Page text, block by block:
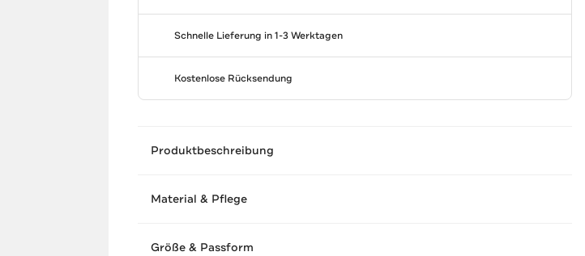
Schnelle Lieferung in 1-3 Werktagen
Kostenlose Rücksendung
Produktbeschreibung
Material & Pflege
Größe & Passform